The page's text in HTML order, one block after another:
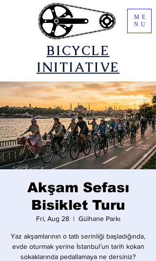
​BICYCLE
INITIATIVE
ME
NU
Akşam Sefası
Bisiklet Turu
Fri, Aug 28
  |
Gülhane Parkı
Yaz akşamlarının o tatlı serinliği başladığında,
evde oturmak yerine İstanbul’un tarih kokan
sokaklarında pedallamaya ne dersiniz?